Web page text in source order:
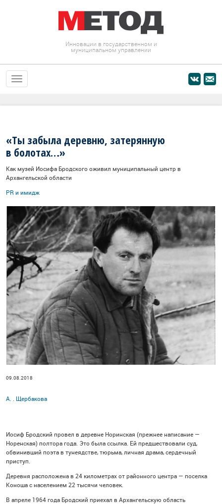
Инновации в государственном и
муниципальном управлении
«Ты забыла деревню, затерянную
в болотах…»
Как музей Иосифа Бродского оживил муниципальный центр в
Архангельской области
PR и имидж
09.08.2018
А. . Щербакова
Иосиф Бродский провел в деревне Норинская (прежнее написание —
Норенская) полтора года. Это была ссылка. Ей предшествовали суд,
обвинивший поэта в тунеядстве, тюрьма, личная драма, сердечный
приступ.
Деревня расположена в 24 километрах от районного центра — поселка
Коноша с населением 22 тысячи человек.
В апреле 1964 года Бродский приехал в Архангельскую область